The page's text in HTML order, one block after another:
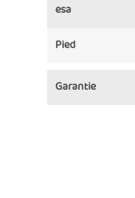
Esa
Pied
Garantie